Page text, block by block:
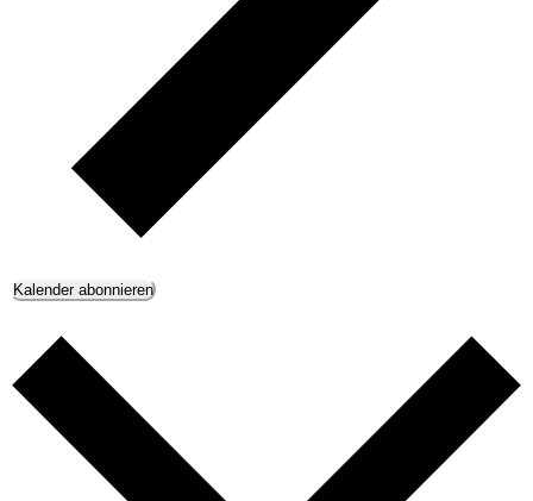
Kalender abonnieren